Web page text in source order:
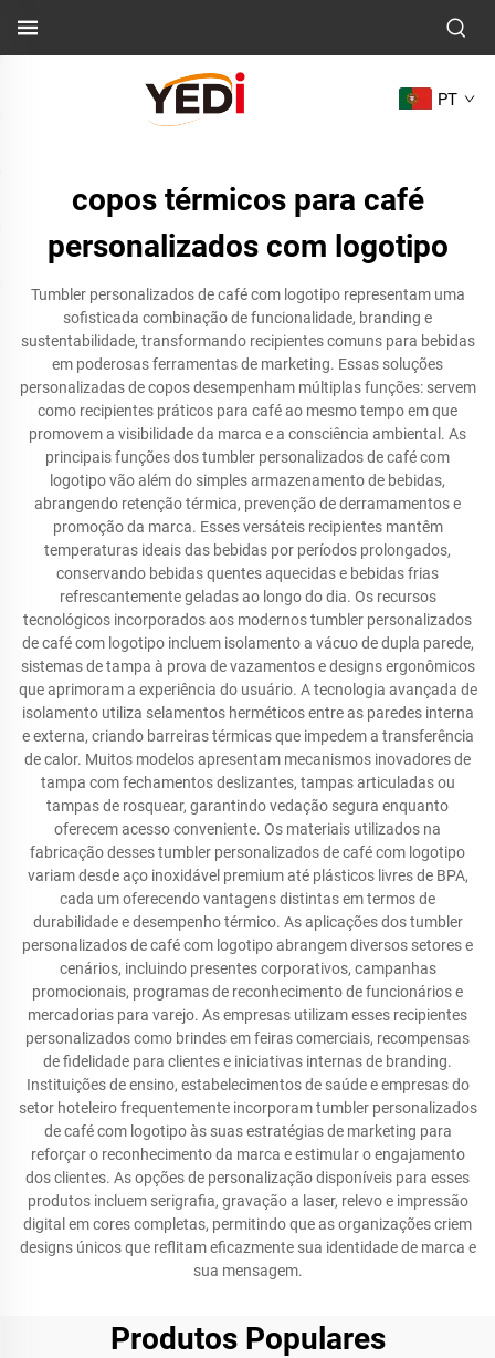
PT
copos térmicos para café
personalizados com logotipo
Tumbler personalizados de café com logotipo representam uma
sofisticada combinação de funcionalidade, branding e
sustentabilidade, transformando recipientes comuns para bebidas
em poderosas ferramentas de marketing. Essas soluções
personalizadas de copos desempenham múltiplas funções: servem
como recipientes práticos para café ao mesmo tempo em que
promovem a visibilidade da marca e a consciência ambiental. As
principais funções dos tumbler personalizados de café com
logotipo vão além do simples armazenamento de bebidas,
abrangendo retenção térmica, prevenção de derramamentos e
promoção da marca. Esses versáteis recipientes mantêm
temperaturas ideais das bebidas por períodos prolongados,
conservando bebidas quentes aquecidas e bebidas frias
refrescantemente geladas ao longo do dia. Os recursos
tecnológicos incorporados aos modernos tumbler personalizados
de café com logotipo incluem isolamento a vácuo de dupla parede,
sistemas de tampa à prova de vazamentos e designs ergonômicos
que aprimoram a experiência do usuário. A tecnologia avançada de
isolamento utiliza selamentos herméticos entre as paredes interna
e externa, criando barreiras térmicas que impedem a transferência
de calor. Muitos modelos apresentam mecanismos inovadores de
tampa com fechamentos deslizantes, tampas articuladas ou
tampas de rosquear, garantindo vedação segura enquanto
oferecem acesso conveniente. Os materiais utilizados na
fabricação desses tumbler personalizados de café com logotipo
variam desde aço inoxidável premium até plásticos livres de BPA,
cada um oferecendo vantagens distintas em termos de
durabilidade e desempenho térmico. As aplicações dos tumbler
personalizados de café com logotipo abrangem diversos setores e
cenários, incluindo presentes corporativos, campanhas
promocionais, programas de reconhecimento de funcionários e
mercadorias para varejo. As empresas utilizam esses recipientes
personalizados como brindes em feiras comerciais, recompensas
de fidelidade para clientes e iniciativas internas de branding.
Instituições de ensino, estabelecimentos de saúde e empresas do
setor hoteleiro frequentemente incorporam tumbler personalizados
de café com logotipo às suas estratégias de marketing para
reforçar o reconhecimento da marca e estimular o engajamento
dos clientes. As opções de personalização disponíveis para esses
produtos incluem serigrafia, gravação a laser, relevo e impressão
digital em cores completas, permitindo que as organizações criem
designs únicos que reflitam eficazmente sua identidade de marca e
sua mensagem.
Produtos Populares